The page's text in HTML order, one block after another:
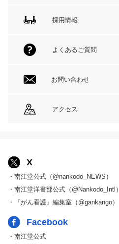
採用情報
よくあるご質問
お問い合わせ
アクセス
X
・南江堂公式（@nankodo_NEWS）
・南江堂洋書部公式（@Nankodo_Intl）
・『がん看護』編集室（@gankango）
Facebook
・南江堂公式